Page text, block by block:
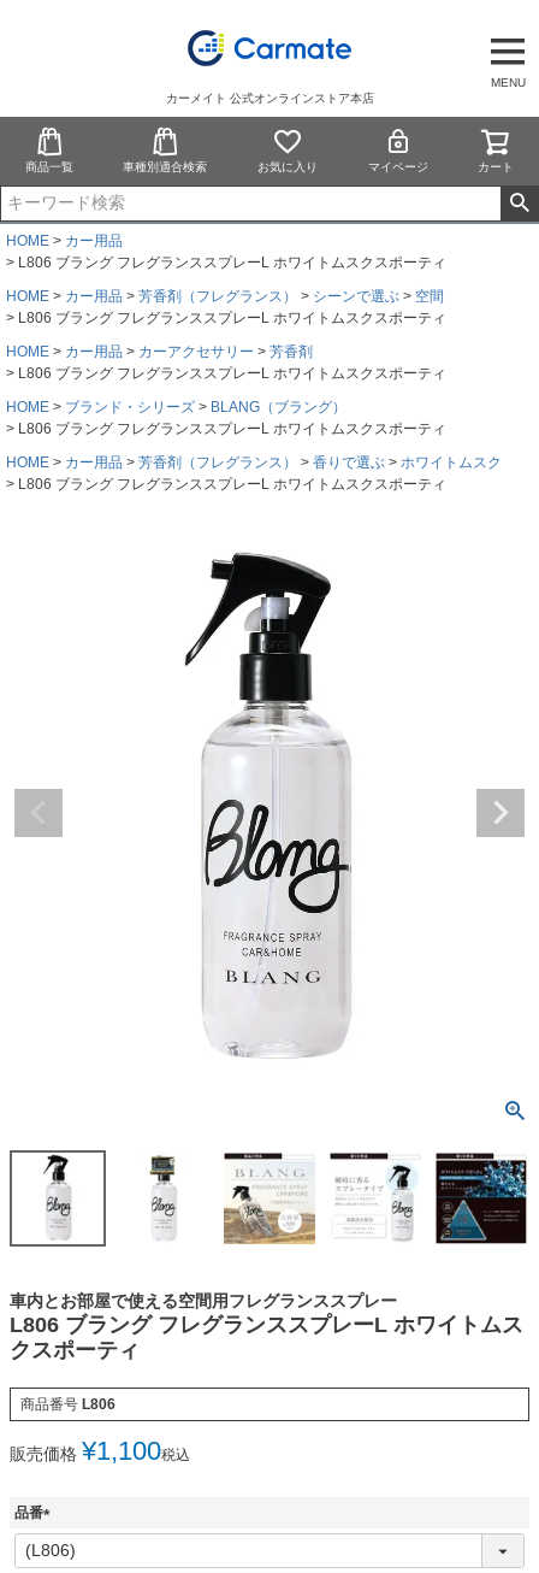
MENU
カーメイト 公式オンラインストア本店
商品一覧 車種別適合検索 お気に入り マイページ カート
HOME
カー用品
L806 ブラング フレグランススプレーL ホワイトムスクスポーティ
HOME
カー用品 芳香剤（フレグランス） シーンで選ぶ
空間
L806 ブラング フレグランススプレーL ホワイトムスクスポーティ
HOME
カー用品 カーアクセサリー
芳香剤
L806 ブラング フレグランススプレーL ホワイトムスクスポーティ
HOME
ブランド・シリーズ
BLANG（ブラング）
L806 ブラング フレグランススプレーL ホワイトムスクスポーティ
HOME
カー用品 芳香剤（フレグランス） 香りで選ぶ
ホワイトムスク
L806 ブラング フレグランススプレーL ホワイトムスクスポーティ
車内とお部屋で使える空間用フレグランススプレー
L806 ブラング フレグランススプレーL ホワイトムス
クスポーティ
商品番号 L806
販売価格 ¥1,100税込
品番
(
必